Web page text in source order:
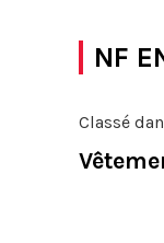
NF
Classé